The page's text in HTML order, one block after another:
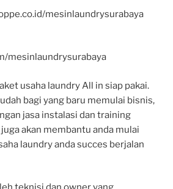
mesinlaundrysurabaya
mesinlaundrysurabaya
usaha laundry All in siap pakai.
bagi yang baru memulai bisnis,
jasa instalasi dan training
akan membantu anda mulai
laundry anda succes berjalan